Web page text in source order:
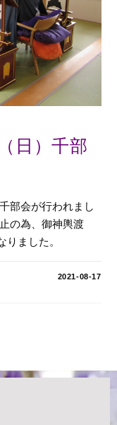
日）千部
部会が行われまし
の為、御神輿渡
ました。
2021-08-17